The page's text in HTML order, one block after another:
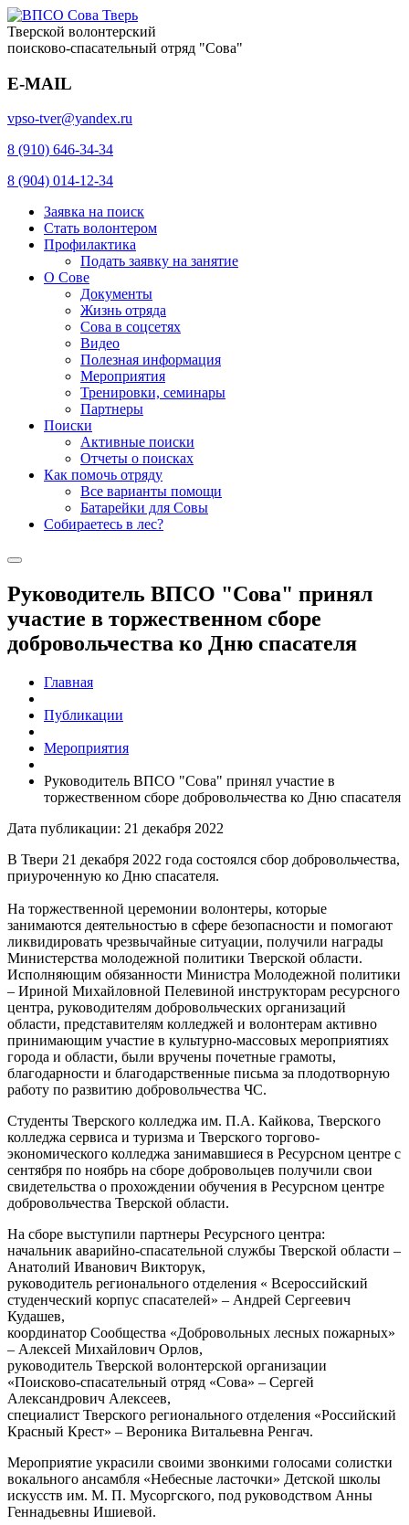
Тверской волонтерский
поисково-спасательный отряд "Сова"
E-MAIL
vpso-tver@yandex.ru
8 (910) 646-34-34
8 (904) 014-12-34
Заявка на поиск
Стать волонтером
Профилактика
Подать заявку на занятие
О Сове
Документы
Жизнь отряда
Сова в соцсетях
Видео
Полезная информация
Мероприятия
Тренировки, семинары
Партнеры
Поиски
Активные поиски
Отчеты о поисках
Как помочь отряду
Все варианты помощи
Батарейки для Совы
Собираетесь в лес?
Руководитель ВПСО "Сова" принял
участие в торжественном сборе
добровольчества ко Дню спасателя
Главная
Публикации
Мероприятия
Руководитель ВПСО "Сова" принял участие в
торжественном сборе добровольчества ко Дню спасателя
Дата публикации: 21 декабря 2022
В Твери 21 декабря 2022 года состоялся сбор добровольчества,
приуроченную ко Дню спасателя.
На торжественной церемонии волонтеры, которые
занимаются деятельностью в сфере безопасности и помогают
ликвидировать чрезвычайные ситуации, получили награды
Министерства молодежной политики Тверской области.
Исполняющим обязанности Министра Молодежной политики
– Ириной Михайловной Пелевиной инструкторам ресурсного
центра, руководителям добровольческих организаций
области, представителям колледжей и волонтерам активно
принимающим участие в культурно-массовых мероприятиях
города и области, были вручены почетные грамоты,
благодарности и благодарственные письма за плодотворную
работу по развитию добровольчества ЧС.
Студенты Тверского колледжа им. П.А. Кайкова, Тверского
колледжа сервиса и туризма и Тверского торгово-
экономического колледжа занимавшиеся в Ресурсном центре с
сентября по ноябрь на сборе добровольцев получили свои
свидетельства о прохождении обучения в Ресурсном центре
добровольчества Тверской области.
На сборе выступили партнеры Ресурсного центра:
начальник аварийно-спасательной службы Тверской области –
Анатолий Иванович Викторук,
руководитель регионального отделения « Всероссийский
студенческий корпус спасателей» – Андрей Сергеевич
Кудашев,
координатор Сообщества «Добровольных лесных пожарных»
– Алексей Михайлович Орлов,
руководитель Тверской волонтерской организации
«Поисково-спасательный отряд «Сова» – Сергей
Александрович Алексеев,
специалист Тверского регионального отделения «Российский
Красный Крест» – Вероника Витальевна Ренгач.
Мероприятие украсили своими звонкими голосами солистки
вокального ансамбля «Небесные ласточки» Детской школы
искусств им. М. П. Мусоргского, под руководством Анны
Геннадьевны Ишиевой.